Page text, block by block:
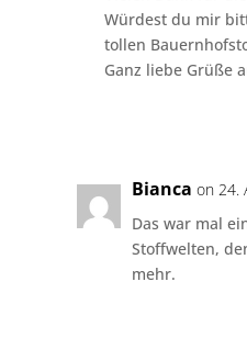
Würdest du mir
tollen
Ganz liebe Grüße
Bianca on 24.
Das war mal
Stoffwelten,
mehr.